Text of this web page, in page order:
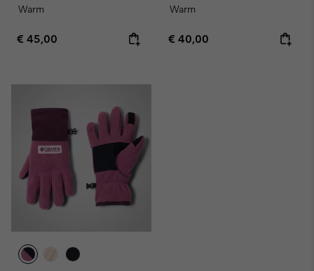
Warm
Regular price:
€ 45,00
Warm
Regular price:
€ 40,00